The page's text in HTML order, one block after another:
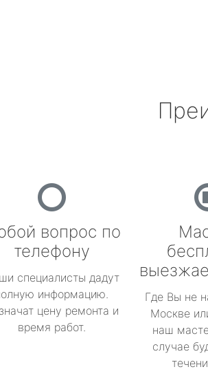
вопрос по
телефону
специалисты дадут
информацию.
цену ремонта и
время работ.
Где Вы не
Москве
наш
случае